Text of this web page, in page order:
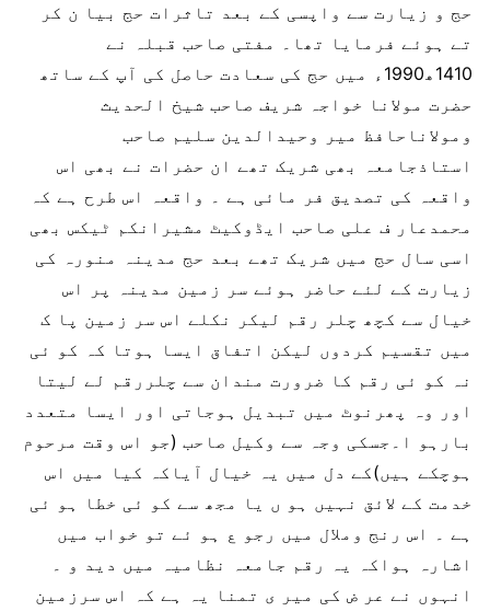
حج و زیارت سے واپسی کے بعد تاثرات حج بیا ن کر
تے ہوئے فرمایا تھا۔ مفتی صاحب قبلہ نے
1410ھ1990ء میں حج کی سعادت حاصل کی آپ کے ساتھ
حضرت مولانا خواجہ شریف صاحب شیخ الحدیث
ومولاناحافظ میر وحیدالدین سلیم صاحب
استاذجامعہ بھی شریک تھے ان حضرات نے بھی اس
واقعہ کی تصدیق فر مائی ہے ۔ واقعہ اس طرح ہے کہ
محمدعار ف علی صاحب ایڈوکیٹ مشیرانکم ٹیکس بھی
اسی سال حج میں شریک تھے بعد حج مدینہ منورہ کی
زیارت کے لئے حاضر ہوئے سر زمین مدینہ پر اس
خیال سے کچھ چلر رقم لیکر نکلے اس سر زمین پا ک
میں تقسیم کردوں لیکن اتفاق ایسا ہوتا کہ کو ئی
نہ کو ئی رقم کا ضرورت مندان سے چلررقم لے لیتا
اور وہ پھرنوٹ میں تبدیل ہوجاتی اور ایسا متعدد
بارہو ا۔جسکی وجہ سے وکیل صاحب (جو اس وقت مرحوم
ہوچکے ہیں)کے دل میں یہ خیال آیاکہ کیا میں اس
خدمت کے لائق نہیں ہو ں یا مجھ سے کو ئی خطا ہو ئی
ہے ۔ اس رنج وملال میں رجو ع ہو ئے تو خواب میں
اشارہ ہواکہ یہ رقم جامعہ نظامیہ میں دید و ۔
انہوں نے عر ض کی میر ی تمنا یہ ہے کہ اس سرزمین